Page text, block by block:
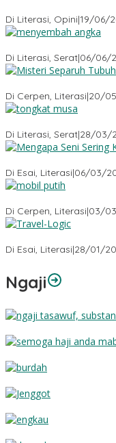
Di Literasi, Opini|19/06/
Di Literasi, Serat|06/06/
Di Cerpen, Literasi|20/
Di Literasi, Serat|28/03/
Di Esai, Literasi|06/03/
Di Cerpen, Literasi|03/
Di Esai, Literasi|28/01/
Ngaji